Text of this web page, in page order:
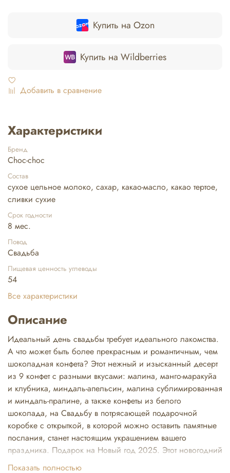
Купить на Ozon
Купить на Wildberries
Добавить в сравнение
Характеристики
Бренд
Choc-choc
Состав
сухое цельное молоко, сахар, какао-масло, какао тертое,
сливки сухие
Срок годности
8 мес.
Повод
Свадьба
Пищевая ценность углеводы
54
Все характеристики
Описание
Идеальный день свадьбы требует идеального лакомства.
А что может быть более прекрасным и романтичным, чем
шоколадная конфета? Этот нежный и изысканный десерт
из 9 конфет с разными вкусами: малина, манго-маракуйа
и клубника, миндаль-апельсин, малина сублимированная
и миндаль-пралине, а также конфеты из белого
шоколада, на Свадьбу в потрясающей подарочной
коробке с открыткой, в которой можно оставить памятные
послания, станет настоящим украшением вашего
праздника. Подарок на Новый год 2025. Этот новогодний
подарок станет отличным выбором для любого
Показать полностью